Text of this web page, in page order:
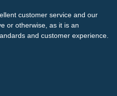
customer service and our
or otherwise, as it is an
and customer experience.